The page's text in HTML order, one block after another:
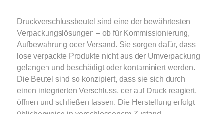
Druckverschlussbeutel sind eine der bewährtesten
Verpackungslösungen – ob für Kommissionierung,
Aufbewahrung oder Versand. Sie sorgen dafür, dass
lose verpackte Produkte nicht aus der Umverpackung
gelangen und beschädigt oder kontaminiert werden.
Die Beutel sind so konzipiert, dass sie sich durch
einen integrierten Verschluss, der auf Druck reagiert,
öffnen und schließen lassen. Die Herstellung erfolgt